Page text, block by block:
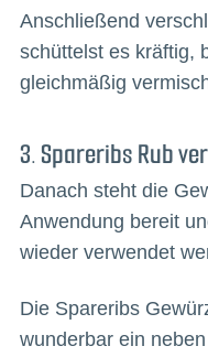
Anschließend
schüttelst es kräftig,
gleichmäßig
3. Spareribs Rub
Danach steht die
Anwendung bereit
wieder verwendet
Die Spareribs
wunderbar ein